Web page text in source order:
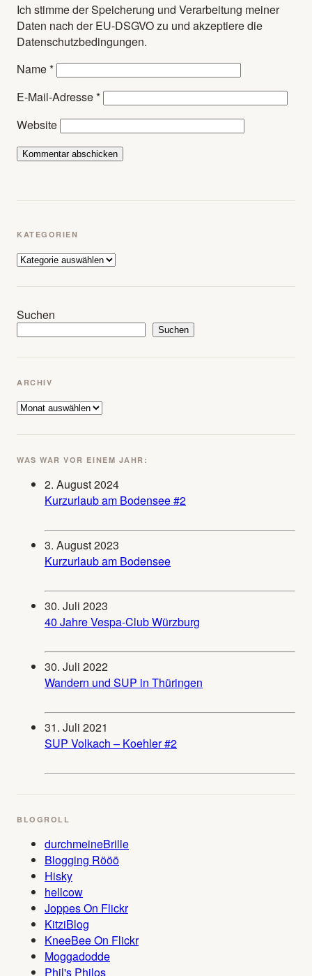
Ich stimme der Speicherung und Verarbeitung meiner
Daten nach der EU-DSGVO zu und akzeptiere die
Datenschutzbedingungen.
Name*
E-Mail-Adresse*
Website
KATEGORIEN
Kategorien
Suchen
Suchen
ARCHIV
Archiv
WAS WAR VOR EINEM JAHR:
2. August 2024
Kurzurlaub am Bodensee #2
3. August 2023
Kurzurlaub am Bodensee
30. Juli 2023
40 Jahre Vespa-Club Würzburg
30. Juli 2022
Wandern und SUP in Thüringen
31. Juli 2021
SUP Volkach – Koehler #2
BLOGROLL
durchmeineBrille
Blogging Rööö
Hisky
hellcow
Joppes On Flickr
KitziBlog
KneeBee On Flickr
Moggadodde
Phil's Philos